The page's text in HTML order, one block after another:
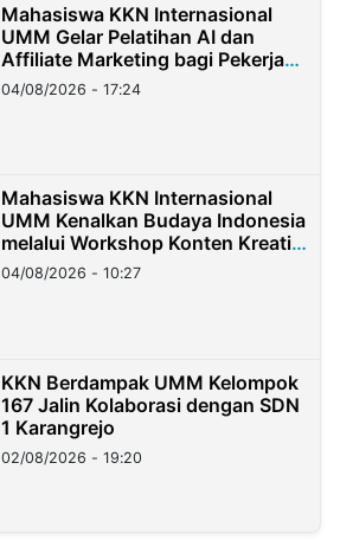
Mahasiswa KKN Internasional
UMM Gelar Pelatihan AI dan
Affiliate Marketing bagi Pekerja
Migran Indonesia di Taiwan
04/08/2026 - 17:24
Mahasiswa KKN Internasional
UMM Kenalkan Budaya Indonesia
melalui Workshop Konten Kreatif
di Taiwan
04/08/2026 - 10:27
KKN Berdampak UMM Kelompok
167 Jalin Kolaborasi dengan SDN
1 Karangrejo
02/08/2026 - 19:20